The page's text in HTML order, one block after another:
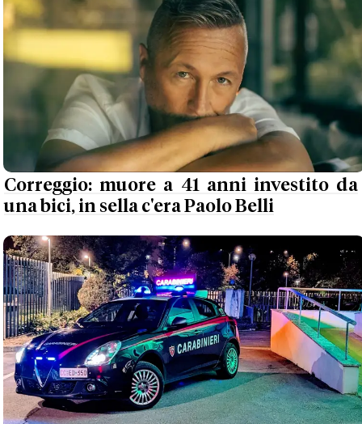
Correggio: muore a 41 anni investito da
una bici, in sella c'era Paolo Belli